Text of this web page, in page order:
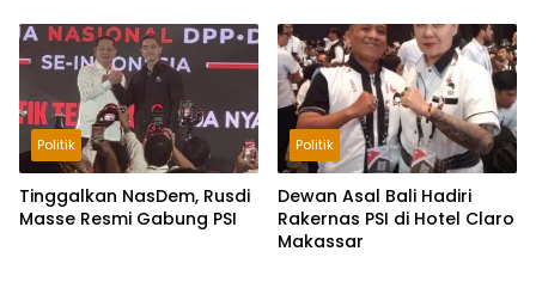
Politik
Tinggalkan NasDem, Rusdi
Masse Resmi Gabung PSI
Politik
Dewan Asal Bali Hadiri
Rakernas PSI di Hotel Claro
Makassar